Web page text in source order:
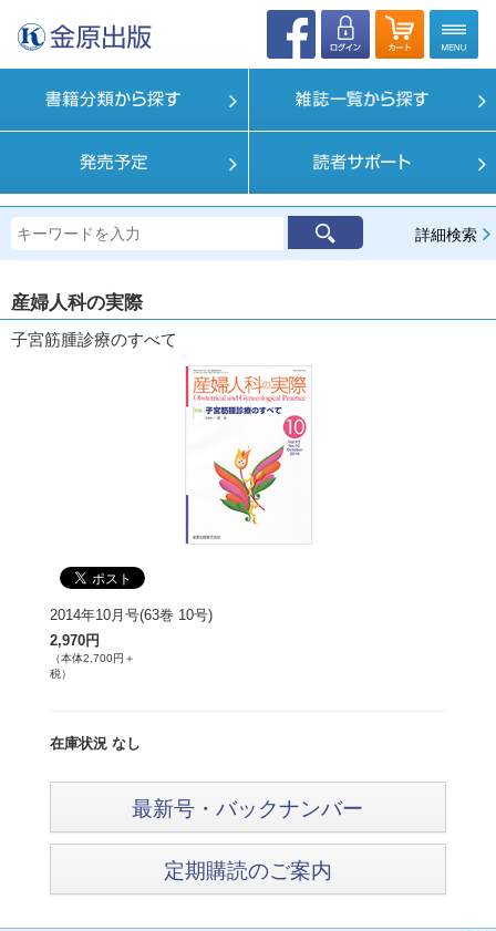
詳細検索
産婦人科の実際
子宮筋腫診療のすべて
2014年10月号(63巻 10号)
2,970円
（本体2,700円＋
税）
在庫状況 なし
最新号・バックナンバー
定期購読のご案内